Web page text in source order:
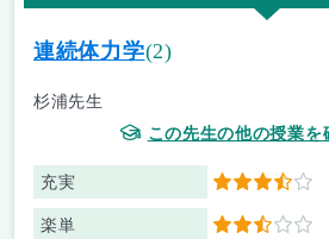
連続体力学(2)
杉浦先生
この先生の他の授業を
充実 3.5
楽単 2.5